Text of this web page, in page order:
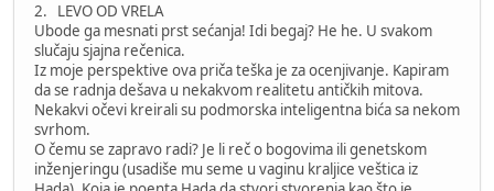
2. LEVO OD VRELA
Ubode ga mesnati prst sećanja! Idi begaj? He he. U svakom
slučaju sjajna rečenica.
Iz moje perspektive ova priča teška je za ocenjivanje. Kapiram
da se radnja dešava u nekakvom realitetu antičkih mitova.
Nekakvi očevi kreirali su podmorska inteligentna bića sa nekom
svrhom.
O čemu se zapravo radi? Je li reč o bogovima ili genetskom
inženjeringu (usadiše mu seme u vaginu kraljice veštica iz